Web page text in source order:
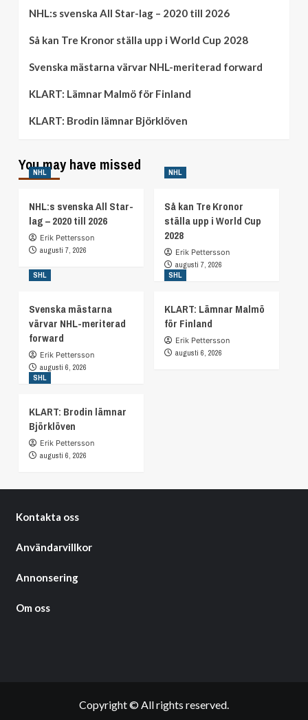
NHL:s svenska All Star-lag – 2020 till 2026
Så kan Tre Kronor ställa upp i World Cup 2028
Svenska mästarna värvar NHL-meriterad forward
KLART: Lämnar Malmö för Finland
KLART: Brodin lämnar Björklöven
You may have missed
NHL
NHL:s svenska All Star-
lag – 2020 till 2026
Erik Pettersson
augusti 7, 2026
NHL
Så kan Tre Kronor
ställa upp i World Cup
2028
Erik Pettersson
augusti 7, 2026
SHL
Svenska mästarna
värvar NHL-meriterad
forward
Erik Pettersson
augusti 6, 2026
SHL
KLART: Lämnar Malmö
för Finland
Erik Pettersson
augusti 6, 2026
SHL
KLART: Brodin lämnar
Björklöven
Erik Pettersson
augusti 6, 2026
Kontakta oss
Användarvillkor
Annonsering
Om oss
Copyright © All rights reserved.